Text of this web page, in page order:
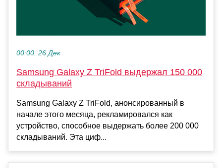
00:00, 26 Дек
Samsung Galaxy Z TriFold выдержал 150 000
складываний
Samsung Galaxy Z TriFold, анонсированный в
начале этого месяца, рекламировался как
устройство, способное выдержать более 200 000
складываний. Эта циф...